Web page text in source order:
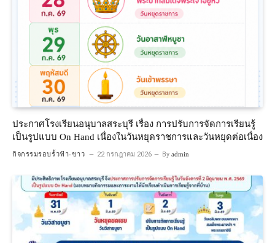
ประกาศโรงเรียนอนุบาลสระบุรี เรื่อง การปรับการจัดการเรียนรู้
เป็นรูปแบบ On Hand เนื่องในวันหยุดราชการและวันหยุดต่อเนื่อง
กิจกรรมรอบรั้วฟ้า-ขาว 22 กรกฎาคม 2026 By admin